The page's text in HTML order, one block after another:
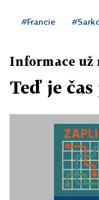
#Francie
Informace už
Teď je